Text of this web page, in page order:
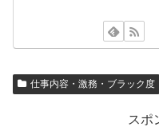
仕事内容・激務・ブラック度
スポ